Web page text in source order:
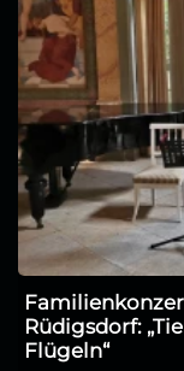
Rüdigsdorf:
Flügeln“